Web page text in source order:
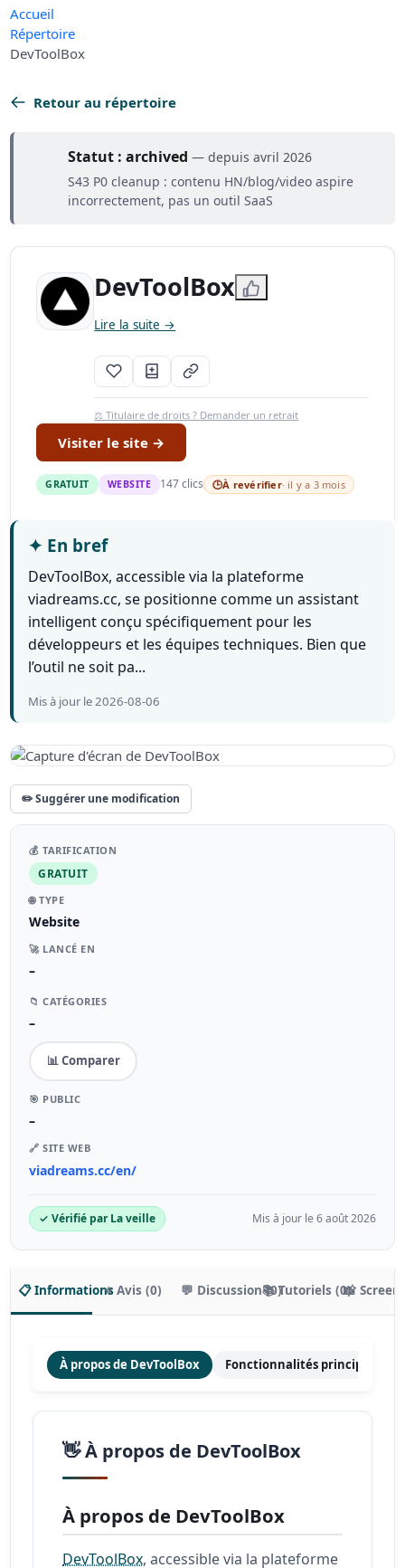
Accueil
Répertoire
DevToolBox
Retour au répertoire
Statut : archived— depuis avril 2026
S43 P0 cleanup : contenu HN/blog/video aspire
incorrectement, pas un outil SaaS
DevToolBox
Lire la suite →
⚖️ Titulaire de droits ? Demander un retrait
Visiter le site →
GRATUIT WEBSITE 147 clics 🕒À revérifier· il y a 3 mois
✦ En bref
DevToolBox, accessible via la plateforme
viadreams.cc, se positionne comme un assistant
intelligent conçu spécifiquement pour les
développeurs et les équipes techniques. Bien que
l’outil ne soit pa...
Mis à jour le 2026-08-06
✏️ Suggérer une modification
💰 TARIFICATION
GRATUIT
🌐 TYPE
Website
🚀 LANCÉ EN
–
📁 CATÉGORIES
–
📊 Comparer
🎯 PUBLIC
–
🔗 SITE WEB
viadreams.cc/en/
✓ Vérifié par La veille Mis à jour le 6 août 2026
📋 Informations⭐ Avis (0) 💬 Discussion (0)📚 Tutoriels (0)📸
À propos de DevToolBox Fonctionnalités principales
👋 À propos de DevToolBox
À propos de DevToolBox
DevToolBox, accessible via la plateforme